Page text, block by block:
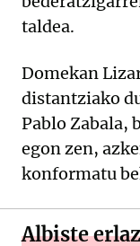
taldea.
Domekan
distantziako
Pablo Zabala,
egon zen,
konformatu
Albiste